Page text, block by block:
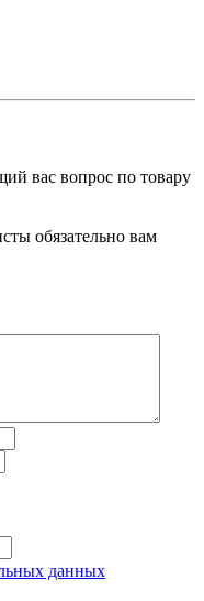
вас вопрос по товару
обязательно вам
данных